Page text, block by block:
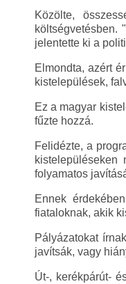
Közölte,
jelentette ki a
Elmondta, azért
kistelepülések,
Ez a magyar
fűzte hozzá.
Felidézte, a
folyamatos
Ennek
fiataloknak, akik
Pályázatokat
javítsák, vagy
Út-, kerékpárút-